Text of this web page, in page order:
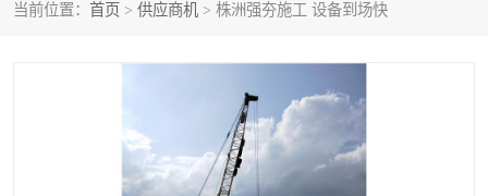
当前位置： 首页 > 供应商机 > 株洲强夯施工 设备到场快